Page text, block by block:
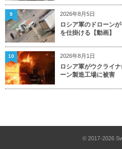
2026年8月5日
ロシア軍のドローン
を仕掛ける【動画】
9
2026年8月1日
ロシア軍がウクライ
ーン製造工場に被害
10
© 2017-2026